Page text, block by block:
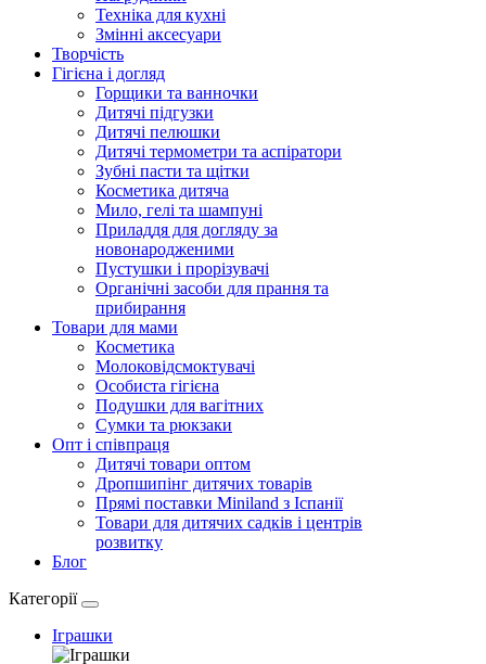
Техніка для кухні
Змінні аксесуари
Творчість
Гігієна і догляд
Горщики та ванночки
Дитячі підгузки
Дитячі пелюшки
Дитячі термометри та аспіратори
Зубні пасти та щітки
Косметика дитяча
Мило, гелі та шампуні
Приладдя для догляду за
новонародженими
Пустушки і прорізувачі
Органічні засоби для прання та
прибирання
Товари для мами
Косметика
Молоковідсмоктувачі
Особиста гігієна
Подушки для вагітних
Сумки та рюкзаки
Опт і співпраця
Дитячі товари оптом
Дропшипінг дитячих товарів
Прямі поставки Miniland з Іспанії
Товари для дитячих садків і центрів
розвитку
Блог
Категорії
Іграшки